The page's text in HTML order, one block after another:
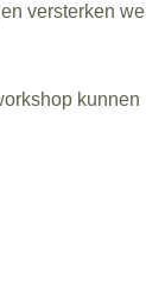
versterken we
kunnen